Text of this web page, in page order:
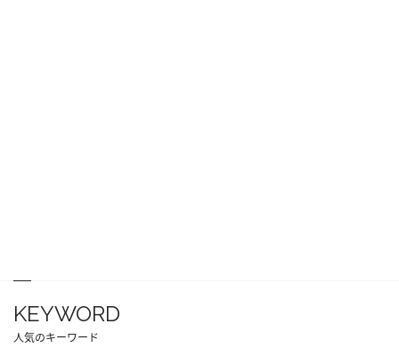
KEYWORD
人気のキーワード